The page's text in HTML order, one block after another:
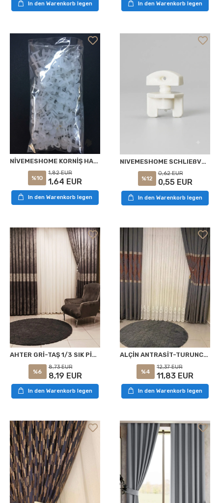
In den Warenkorb legen In den Warenkorb legen
NİVEMESHOME KORNİŞ HALKA APARATI (80 ADET)
%10
1,82 EUR
1,64 EUR
In den Warenkorb legen
NIVEMESHOME SCHLIEßVORRICHTUNG APM (15 STÜCK)
%12
0,62 EUR
0,55 EUR
In den Warenkorb legen
AHTER GRİ-TAŞ 1/3 SIK PİLE FON PERDE APM
%6
8,73 EUR
8,19 EUR
In den Warenkorb legen
ALÇİN ANTRASİT-TURUNCU 1/3 SIK PİLE FON PERDE APM
%4
12,37 EUR
11,83 EUR
In den Warenkorb legen